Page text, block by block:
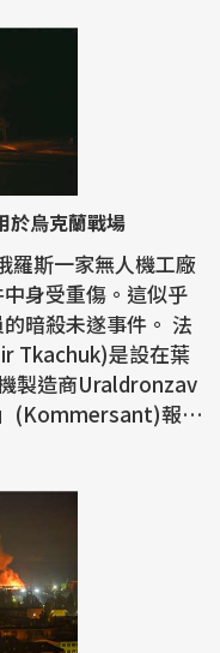
於烏克蘭戰場
羅斯一家無人機工廠
身受重傷。這似乎
暗殺未遂事件。 法
Tkachuk)是設在葉
製造商Uraldronzav